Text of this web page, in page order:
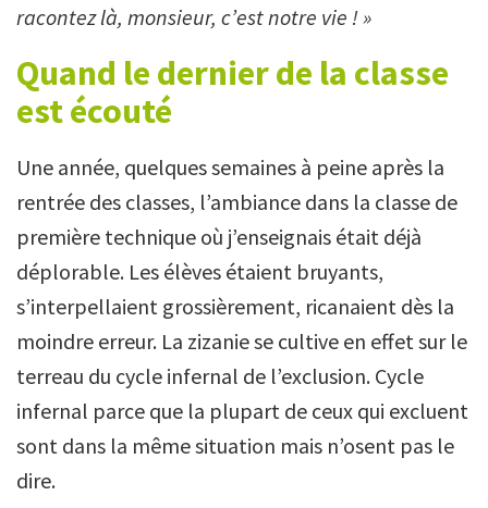
racontez là, monsieur, c’est notre vie ! »
Quand le dernier de la classe
est écouté
Une année, quelques semaines à peine après la
rentrée des classes, l’ambiance dans la classe de
première technique où j’enseignais était déjà
déplorable. Les élèves étaient bruyants,
s’interpellaient grossièrement, ricanaient dès la
moindre erreur. La zizanie se cultive en effet sur le
terreau du cycle infernal de l’exclusion. Cycle
infernal parce que la plupart de ceux qui excluent
sont dans la même situation mais n’osent pas le
dire.